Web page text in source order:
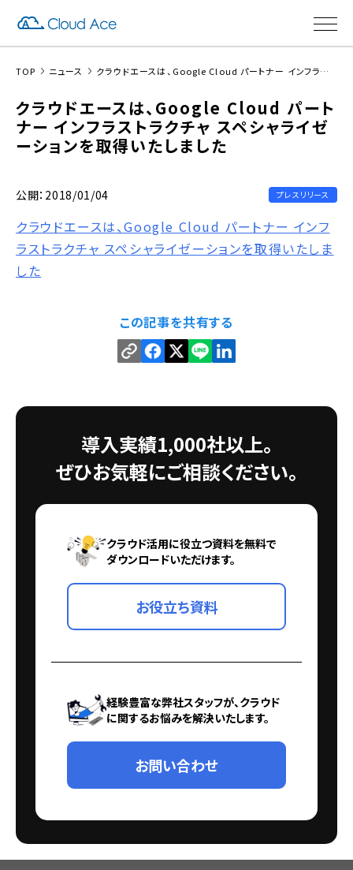
TOP ニュース クラウドエースは、Google Cloud パートナー インフラストラクチャ スペシャライゼーションを取得いたしました
クラウドエースは、Google Cloud パート
ナー インフラストラクチャ スペシャライゼ
ーションを取得いたしました
公開：2018/01/04 プレスリリース
クラウドエースは、Google Cloud パートナー インフ
ラストラクチャ スペシャライゼーションを取得いたしま
した
この記事を共有する
導入実績1,000社以上。
ぜひお気軽にご相談ください。
クラウド活用に役立つ資料を無料で
ダウンロードいただけます。
お役立ち資料
経験豊富な弊社スタッフが、クラウド
に関するお悩みを解決いたします。
お問い合わせ